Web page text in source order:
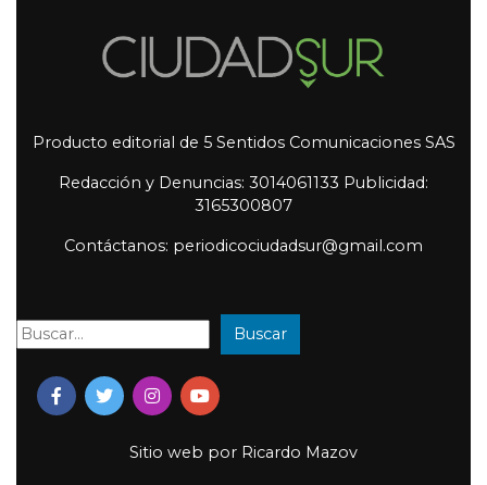
Producto editorial de 5 Sentidos Comunicaciones SAS
Redacción y Denuncias: 3014061133 Publicidad:
3165300807
Contáctanos: periodicociudadsur@gmail.com
Buscar: Buscar
Sitio web por Ricardo Mazov